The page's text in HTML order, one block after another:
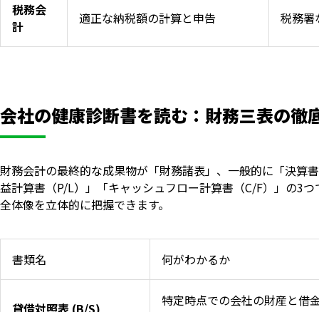
税務会
計
適正な納税額の計算と申告 税務署
会社の健康診断書を読む：財務三表の徹
財務会計の最終的な成果物が「財務諸表」、一般的に「決算
益計算書（P/L）」「キャッシュフロー計算書（C/F）」の3
全体像を立体的に把握できます。
書類名 何がわかるか
特定時点での会社の財産と借